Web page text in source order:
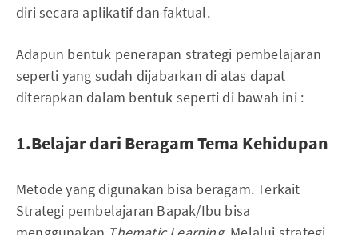
diri secara aplikatif dan faktual.
Adapun bentuk penerapan strategi pembelajaran
seperti yang sudah dijabarkan di atas dapat
diterapkan dalam bentuk seperti di bawah ini :
1.Belajar dari Beragam Tema Kehidupan
Metode yang digunakan bisa beragam. Terkait
Strategi pembelajaran Bapak/Ibu bisa